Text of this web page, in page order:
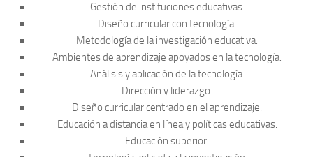
Gestión de instituciones educativas.
Diseño curricular con tecnología.
Metodología de la investigación educativa.
Ambientes de aprendizaje apoyados en la tecnología.
Análisis y aplicación de la tecnología.
Dirección y liderazgo.
Diseño curricular centrado en el aprendizaje.
Educación a distancia en línea y políticas educativas.
Educación superior.